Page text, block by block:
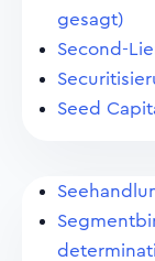
gesagt)
Second-
Seed